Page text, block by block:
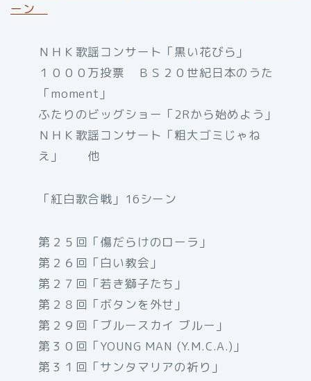
ーン
ＮＨＫ歌謡コンサート「黒い花びら」
１０００万投票 ＢＳ２０世紀日本のうた
「moment」
ふたりのビッグショー「2Rから始めよう」
ＮＨＫ歌謡コンサート「粗大ゴミじゃね
え」 他
「紅白歌合戦」16シーン
第２５回「傷だらけのローラ」
第２６回「白い教会」
第２７回「若き獅子たち」
第２８回「ボタンを外せ」
第２９回「ブルースカイ ブルー」
第３０回「YOUNG MAN (Y.M.C.A.)」
第３１回「サンタマリアの祈り」